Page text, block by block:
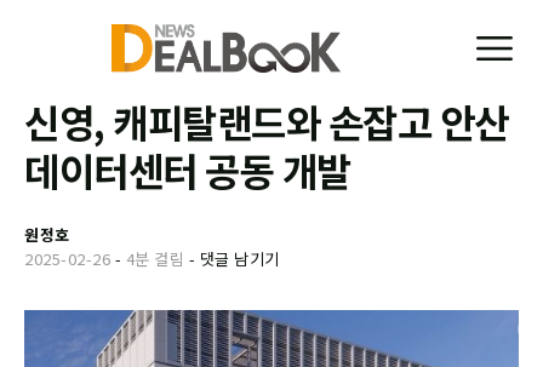
신영, 캐피탈랜드와 손잡고 안산
데이터센터 공동 개발
원정호
2025-02-26 - 4분 걸림 - 댓글 남기기